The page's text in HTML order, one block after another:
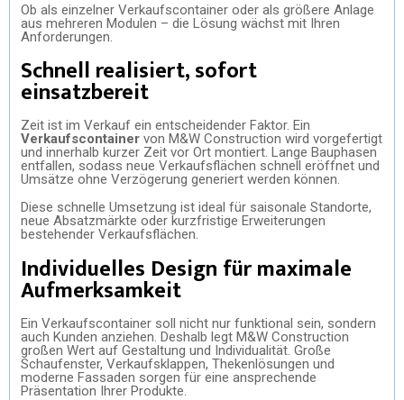
Ob als einzelner Verkaufscontainer oder als größere Anlage
aus mehreren Modulen – die Lösung wächst mit Ihren
Anforderungen.
Schnell realisiert, sofort
einsatzbereit
Zeit ist im Verkauf ein entscheidender Faktor. Ein
Verkaufscontainer von M&W Construction wird vorgefertigt
und innerhalb kurzer Zeit vor Ort montiert. Lange Bauphasen
entfallen, sodass neue Verkaufsflächen schnell eröffnet und
Umsätze ohne Verzögerung generiert werden können.
Diese schnelle Umsetzung ist ideal für saisonale Standorte,
neue Absatzmärkte oder kurzfristige Erweiterungen
bestehender Verkaufsflächen.
Individuelles Design für maximale
Aufmerksamkeit
Ein Verkaufscontainer soll nicht nur funktional sein, sondern
auch Kunden anziehen. Deshalb legt M&W Construction
großen Wert auf Gestaltung und Individualität. Große
Schaufenster, Verkaufsklappen, Thekenlösungen und
moderne Fassaden sorgen für eine ansprechende
Präsentation Ihrer Produkte.